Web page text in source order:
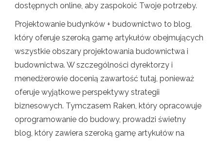
dostępnych online, aby zaspokoić Twoje potrzeby.
Projektowanie budynków + budownictwo to blog,
który oferuje szeroką gamę artykułów obejmujących
wszystkie obszary projektowania budownictwa i
budownictwa. W szczególności dyrektorzy i
menedżerowie docenią zawartość tutaj, ponieważ
oferuje wyjątkowe perspektywy strategii
biznesowych. Tymczasem Raken, który opracowuje
oprogramowanie do budowy, prowadzi świetny
blog, który zawiera szeroką gamę artykułów na